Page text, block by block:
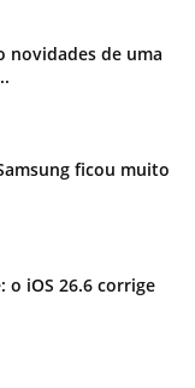
novidades de uma
ficou muito
o iOS 26.6 corrige